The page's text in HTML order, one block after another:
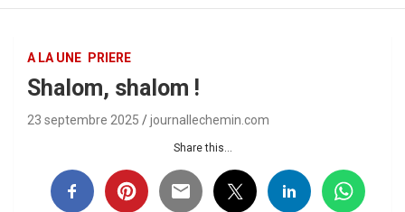
A LA UNE PRIERE
Shalom, shalom !
23 septembre 2025 journallechemin.com
Share this...